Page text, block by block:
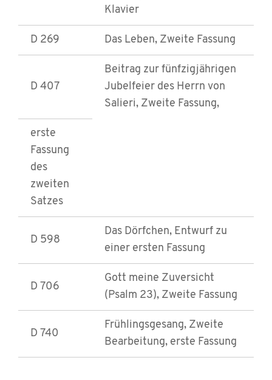
Klavier
D 269 Das Leben, Zweite Fassung
D 407
Beitrag zur fünfzigjährigen
Jubelfeier des Herrn von
Salieri, Zweite Fassung,
erste
Fassung
des
zweiten
Satzes
D 598
Das Dörfchen, Entwurf zu
einer ersten Fassung
D 706
Gott meine Zuversicht
(Psalm 23), Zweite Fassung
D 740
Frühlingsgesang, Zweite
Bearbeitung, erste Fassung